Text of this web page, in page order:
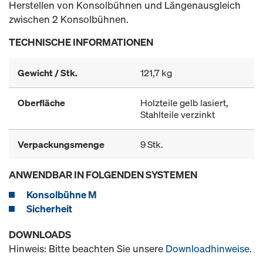
Herstellen von Konsolbühnen und Längenausgleich
zwischen 2 Konsolbühnen.
TECHNISCHE INFORMATIONEN
Gewicht / Stk. 121,7 kg
Oberfläche
Holzteile gelb lasiert,
Stahlteile verzinkt
Verpackungsmenge 9 Stk.
ANWENDBAR IN FOLGENDEN SYSTEMEN
Konsolbühne M
Sicherheit
DOWNLOADS
Hinweis: Bitte beachten Sie unsere Downloadhinweise.